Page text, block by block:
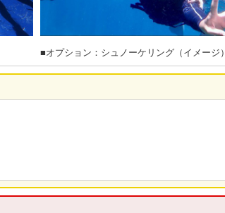
■オプション：シュノーケリング（イメージ）